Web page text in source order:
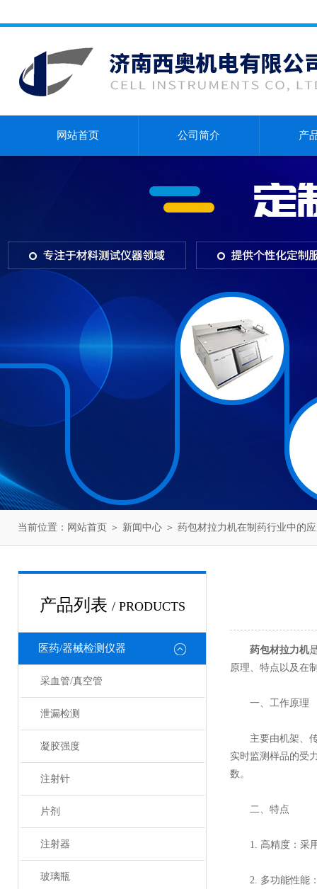
网站首页 公司简介 产
当前位置： 网站首页 ＞ 新闻中心 ＞ 药包材拉力机在制药行业中的
产品列表 / PRODUCTS
医药/器械检测仪器
采血管/真空管
泄漏检测
凝胶强度
注射针
片剂
注射器
玻璃瓶
药包材拉力机
原理、特点以及在
一、工作原理
主要由机架、传
实时监测样品的受
数。
二、特点
1. 高精度：采用
2. 多功能性能：